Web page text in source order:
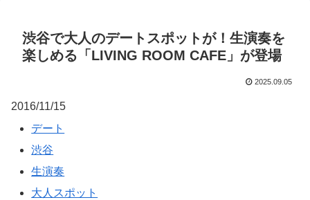
渋谷で大人のデートスポットが！生演奏を
楽しめる「LIVING ROOM CAFE」が登場
2025.09.05
2016/11/15
デート
渋谷
生演奏
大人スポット